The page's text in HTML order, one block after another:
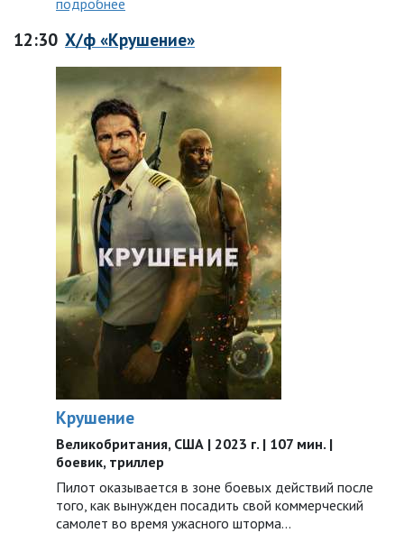
подробнее
12:30 Х/ф «Крушение»
Крушение
Великобритания, США | 2023 г. | 107 мин. |
боевик, триллер
Пилот оказывается в зоне боевых действий после
того, как вынужден посадить свой коммерческий
самолет во время ужасного шторма…